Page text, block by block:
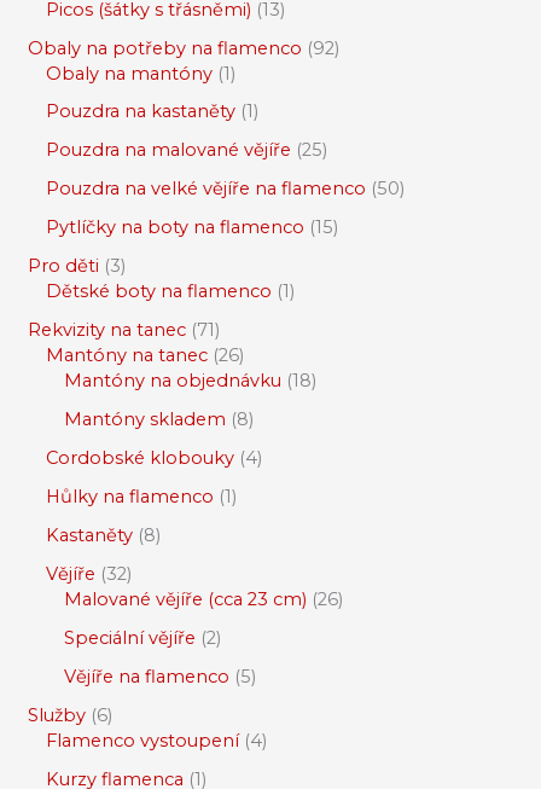
Picos (šátky s třásněmi) 13
Obaly na potřeby na flamenco 92
Obaly na mantóny 1
Pouzdra na kastaněty 1
Pouzdra na malované vějíře 25
Pouzdra na velké vějíře na flamenco 50
Pytlíčky na boty na flamenco 15
Pro děti 3
Dětské boty na flamenco 1
Rekvizity na tanec 71
Mantóny na tanec 26
Mantóny na objednávku 18
Mantóny skladem 8
Cordobské klobouky 4
Hůlky na flamenco 1
Kastaněty 8
Vějíře 32
Malované vějíře (cca 23 cm) 26
Speciální vějíře 2
Vějíře na flamenco 5
Služby 6
Flamenco vystoupení 4
Kurzy flamenca 1